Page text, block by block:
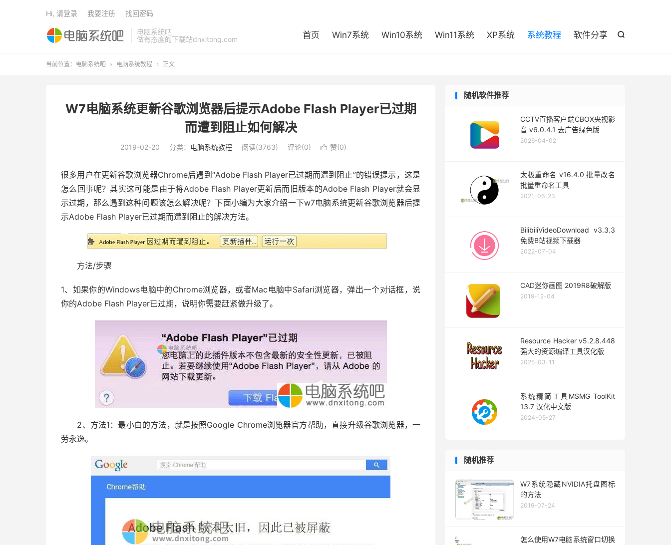
电脑系统吧
做有态度的下载站dnxitong.com

首页 Win7系统 Win10系统 Win11系统 XP系统 系统教程 软件分享
Hi, 请登录 我要注册 找回密码
当前位置： 电脑系统吧  电脑系统教程  正文
W7电脑系统更新谷歌浏览器后提示Adobe Flash Player已过期
而遭到阻止如何解决
2019-02-20 分类： 电脑系统教程 阅读(3763) 评论(0)  赞(0)
很多用户在更新谷歌浏览器Chrome后遇到“Adobe Flash Player已过期而遭到阻止”的错误提示，这是
怎么回事呢？其实这可能是由于将Adobe Flash Player更新后而旧版本的Adobe Flash Player就会显
示过期，那么遇到这种问题该怎么解决呢？下面小编为大家介绍一下w7电脑系统更新谷歌浏览器后提
示Adobe Flash Player已过期而遭到阻止的解决方法。
方法/步骤
1、如果你的Windows电脑中的Chrome浏览器，或者Mac电脑中Safari浏览器，弹出一个对话框，说
你的Adobe Flash Player已过期，说明你需要赶紧做升级了。
2、方法1：最小白的方法，就是按照Google Chrome浏览器官方帮助，直接升级谷歌浏览器，一
劳永逸。
随机软件推荐
CCTV直播客户端CBOX央视影
音 v6.0.4.1 去广告绿色版
2026-04-02
太极重命名 v16.4.0 批量改名
批量重命名工具
2021-06-23
BilibiliVideoDownload v3.3.3
免费B站视频下载器
2022-07-04
CAD迷你画图 2019R8破解版
2019-12-04
Resource Hacker v5.2.8.448
强大的资源编译工具汉化版
2025-03-11
系统精简工具MSMG ToolKit
13.7 汉化中文版
2024-05-27
随机推荐
W7系统隐藏NVIDIA托盘图标
的方法
2019-07-24
怎么使用W7电脑系统窗口切换